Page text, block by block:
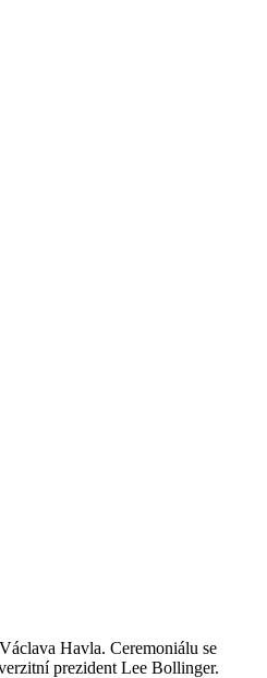
Havla. Ceremoniálu se
prezident Lee Bollinger.